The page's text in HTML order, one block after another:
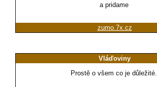
a pridame
zumo.7x.cz
Vláďoviny
Prostě o všem co je důležité.